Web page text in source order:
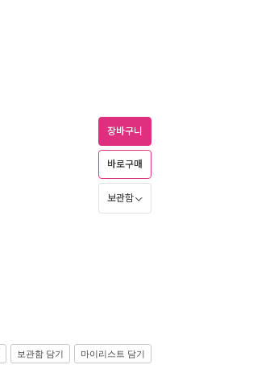
장바구니
바로구매
보관함
보관함 담기 마이리스트 담기